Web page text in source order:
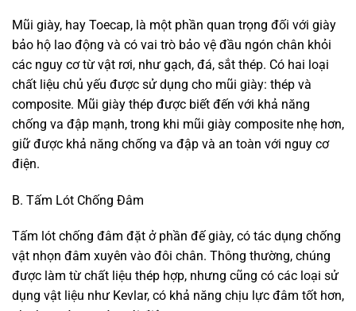
Mũi giày, hay Toecap, là một phần quan trọng đối với giày
bảo hộ lao động và có vai trò bảo vệ đầu ngón chân khỏi
các nguy cơ từ vật rơi, như gạch, đá, sắt thép. Có hai loại
chất liệu chủ yếu được sử dụng cho mũi giày: thép và
composite. Mũi giày thép được biết đến với khả năng
chống va đập mạnh, trong khi mũi giày composite nhẹ hơn,
giữ được khả năng chống va đập và an toàn với nguy cơ
điện.
B. Tấm Lót Chống Đâm
Tấm lót chống đâm đặt ở phần đế giày, có tác dụng chống
vật nhọn đâm xuyên vào đôi chân. Thông thường, chúng
được làm từ chất liệu thép hợp, nhưng cũng có các loại sử
dụng vật liệu như Kevlar, có khả năng chịu lực đâm tốt hơn,